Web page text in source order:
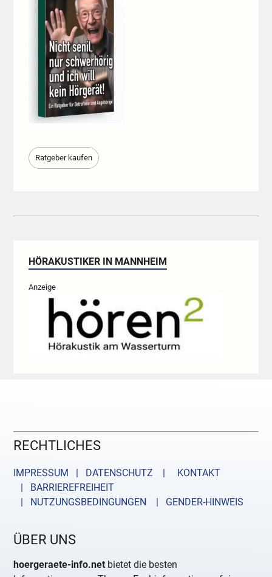
Ratgeber kaufen
HÖRAKUSTIKER IN MANNHEIM
Anzeige
RECHTLICHES
IMPRESSUM | DATENSCHUTZ |
KONTAKT
| BARRIEREFREIHEIT
| NUTZUNGSBEDINGUNGEN
| GENDER-HINWEIS
ÜBER UNS
hoergeraete-info.net bietet die besten